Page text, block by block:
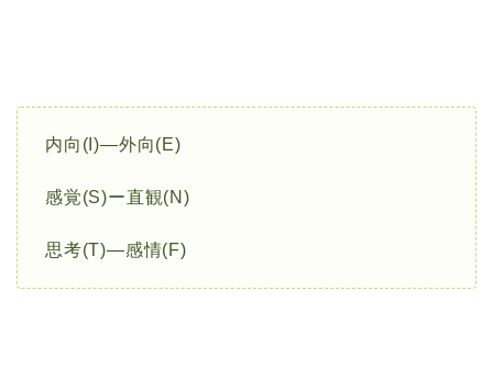
内向(I)―外向(E)
感覚(S)ー直観(N)
思考(T)―感情(F)